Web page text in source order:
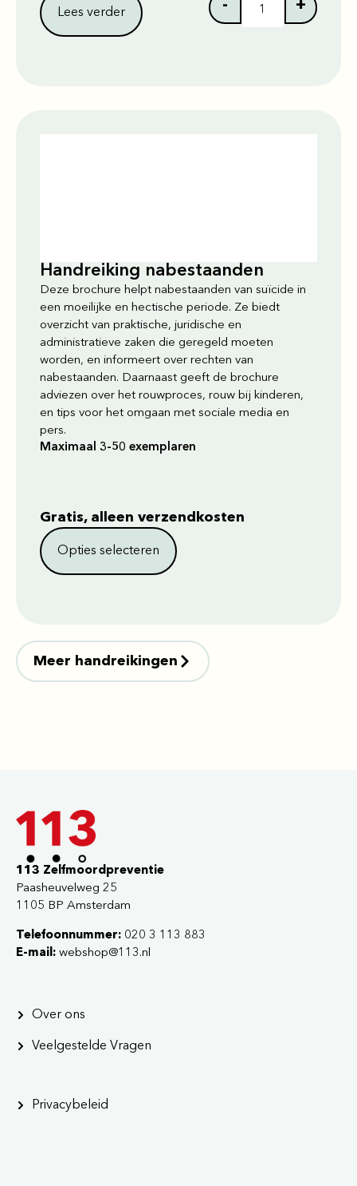
- +
Lees verder
Handreiking nabestaanden
Deze brochure helpt nabestaanden van suïcide in
een moeilijke en hectische periode. Ze biedt
overzicht van praktische, juridische en
administratieve zaken die geregeld moeten
worden, en informeert over rechten van
nabestaanden. Daarnaast geeft de brochure
adviezen over het rouwproces, rouw bij kinderen,
en tips voor het omgaan met sociale media en
pers.
Maximaal 3-50 exemplaren
Gratis, alleen verzendkosten
Opties selecteren
Meer handreikingen
113 Zelfmoordpreventie
Paasheuvelweg 25
1105 BP Amsterdam
Telefoonnummer: 020 3 113 883
E-mail: webshop@113.nl
Over ons
Veelgestelde Vragen
Privacybeleid